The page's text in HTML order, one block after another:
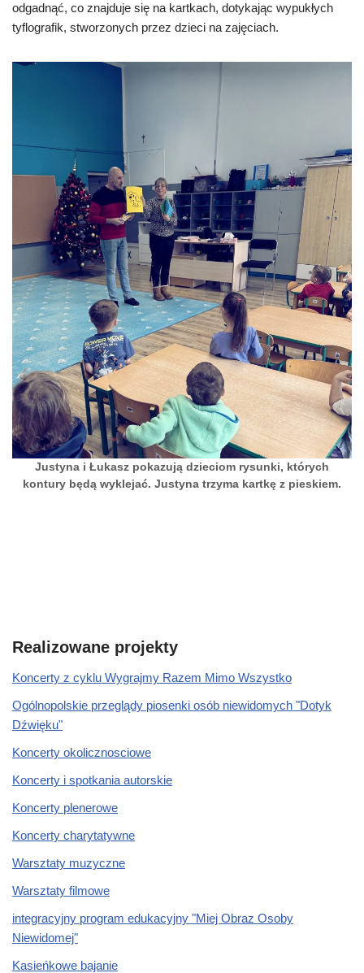
odgadnąć, co znajduje się na kartkach, dotykając wypukłych
tyflografik, stworzonych przez dzieci na zajęciach.
Justyna i Łukasz pokazują dzieciom rysunki, których
kontury będą wyklejać. Justyna trzyma kartkę z pieskiem.
Realizowane projekty
Koncerty z cyklu Wygrajmy Razem Mimo Wszystko
Ogólnopolskie przeglądy piosenki osób niewidomych "Dotyk
Dźwięku"
Koncerty okolicznosciowe
Koncerty i spotkania autorskie
Koncerty plenerowe
Koncerty charytatywne
Warsztaty muzyczne
Warsztaty filmowe
integracyjny program edukacyjny "Miej Obraz Osoby
Niewidomej"
Kasieńkowe bajanie